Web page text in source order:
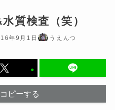
質検査（笑）
年9月1日 うえんつ
ピーする